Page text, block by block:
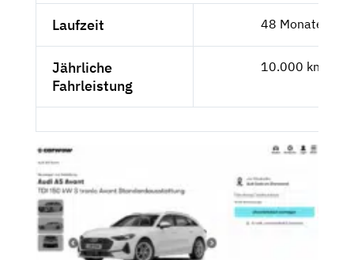
Laufzeit 48 Monate
Jährliche
Fahrleistung
10.000 km